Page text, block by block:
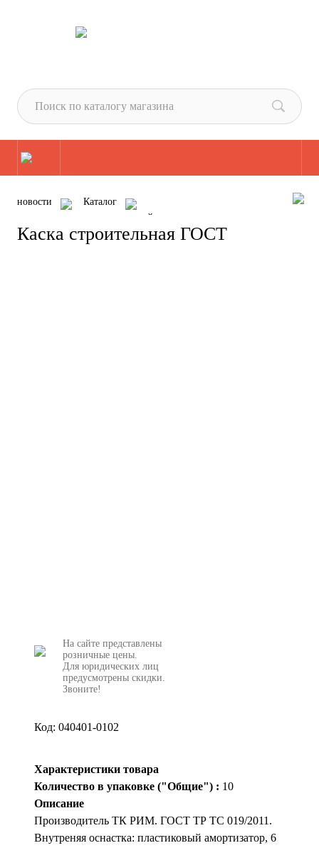
новости
Каталог
СИЗ головы (КАСКИ)
Каска строительная ГОСТ
Каска строительная ГОСТ
На сайте представлены
розничные цены.
Для юридических лиц
предусмотрены скидки.
Звоните!
Код: 040401-0102
Характеристики товара
Количество в упаковке ("Общие") : 10
Описание
Производитель ТК РИМ. ГОСТ ТР ТС 019/2011.
Внутреняя оснастка: пластиковый амортизатор, 6